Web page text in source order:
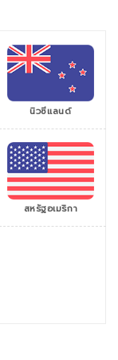
นิวซีแลนด์
สหรัฐอเมริกา